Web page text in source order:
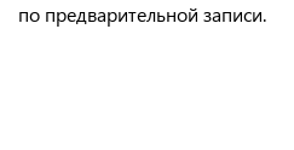
по предварительной записи.